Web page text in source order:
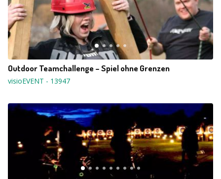
Outdoor Teamchallenge – Spiel ohne Grenzen
visioEVENT - 13947